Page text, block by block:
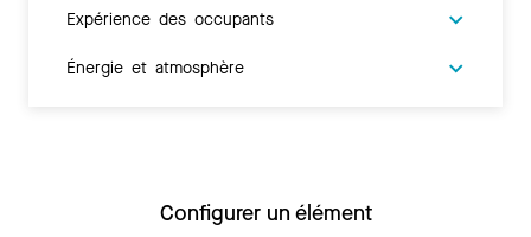
Expérience des occupants
Énergie et atmosphère
Configurer un élément